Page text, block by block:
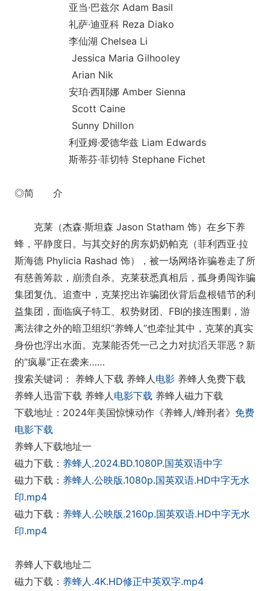
亚当·巴兹尔 Adam Basil
礼萨·迪亚科 Reza Diako
李仙湖 Chelsea Li
Jessica Maria Gilhooley
Arian Nik
安珀·西耶娜 Amber Sienna
Scott Caine
Sunny Dhillon
利亚姆·爱德华兹 Liam Edwards
斯蒂芬·菲切特 Stephane Fichet
◎简 介
克莱（杰森·斯坦森 Jason Statham 饰）在乡下养
蜂，平静度日。与其交好的房东奶奶帕克（菲利西亚·拉
斯海德 Phylicia Rashad 饰），被一场网络诈骗卷走了所
有慈善筹款，崩溃自杀。克莱获悉真相后，孤身勇闯诈骗
集团复仇。追查中，克莱挖出诈骗团伙背后盘根错节的利
益集团，面临疯子特工、权势财团、FBI的接连围剿，游
离法律之外的暗卫组织“养蜂人”也牵扯其中，克莱的真实
身份也浮出水面。克莱能否凭一己之力对抗滔天罪恶？新
的“疯暴”正在袭来……
搜索关键词： 养蜂人下载 养蜂人电影 养蜂人免费下载
养蜂人迅雷下载 养蜂人电影下载 养蜂人磁力下载
下载地址：2024年美国惊悚动作《养蜂人/蜂刑者》 免费
电影下载
养蜂人下载地址一
磁力下载： 养蜂人.2024.BD.1080P.国英双语中字
磁力下载： 养蜂人.公映版.1080p.国英双语.HD中字无水
印.mp4
磁力下载： 养蜂人.公映版.2160p.国英双语.HD中字无水
印.mp4
养蜂人下载地址二
磁力下载： 养蜂人.4K.HD修正中英双字.mp4